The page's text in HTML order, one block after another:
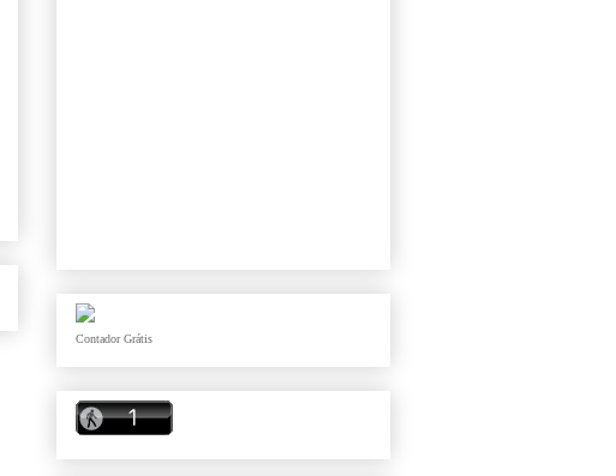
Contador Grátis